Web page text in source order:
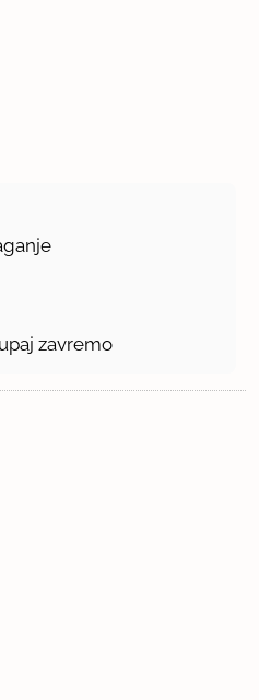
zavremo